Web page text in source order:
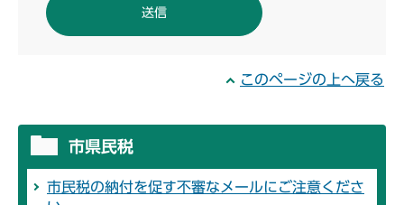
このページの上へ戻る
市県民税
市民税の納付を促す不審なメールにご注意くださ